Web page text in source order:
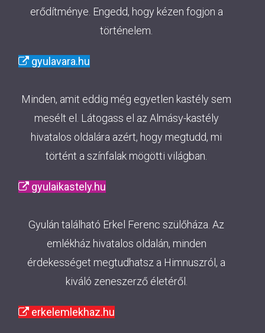
erődítménye. Engedd, hogy kézen fogjon a
történelem.
gyulavara.hu
Minden, amit eddig még egyetlen kastély sem
mesélt el. Látogass el az Almásy-kastély
hivatalos oldalára azért, hogy megtudd, mi
történt a színfalak mögötti világban.
gyulaikastely.hu
Gyulán található Erkel Ferenc szülőháza. Az
emlékház hivatalos oldalán, minden
érdekességet megtudhatsz a Himnuszról, a
kiváló zeneszerző életéről.
erkelemlekhaz.hu